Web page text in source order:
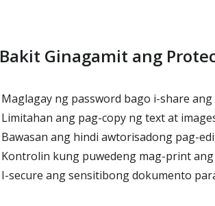
Bakit Ginagamit ang
Maglagay ng password bago i-share ang
Limitahan ang pag-copy ng text at
Bawasan ang hindi awtorisadong pag-
Kontrolin kung puwedeng mag-print
I-secure ang sensitibong dokumento